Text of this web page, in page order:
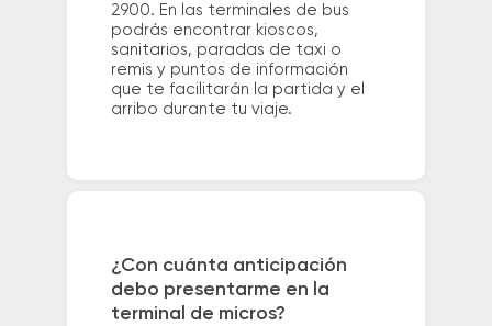
2900. En las terminales de bus
podrás encontrar kioscos,
sanitarios, paradas de taxi o
remis y puntos de información
que te facilitarán la partida y el
arribo durante tu viaje.
¿Con cuánta anticipación
debo presentarme en la
terminal de micros?